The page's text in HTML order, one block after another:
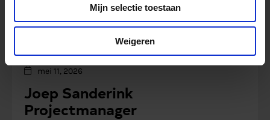
Mijn selectie toestaan
Weigeren
mei 11, 2026
Joep Sanderink
Projectmanager